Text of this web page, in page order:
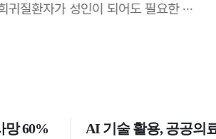
희귀질환자가 성인이 되어도 필요한 특수식을 안정적으로!